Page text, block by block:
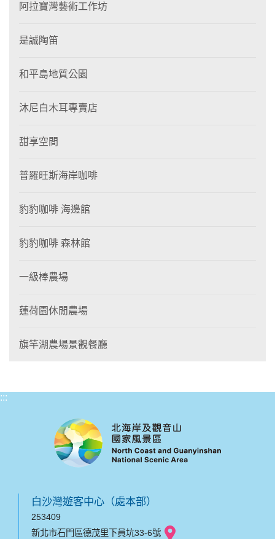
阿拉寶灣藝術工作坊
是誠陶笛
和平島地質公園
沐尼白木耳專賣店
甜享空間
普羅旺斯海岸咖啡
豹豹咖啡 海邊館
豹豹咖啡 森林館
一級棒農場
蓮荷園休閒農場
旗竿湖農場景觀餐廳
:::
白沙灣遊客中心（處本部）
253409
新北市石門區德茂里下員坑33-6號